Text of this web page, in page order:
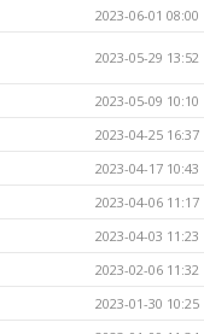
2023-06-01 08:00
2023-05-29 13:52
2023-05-09 10:10
2023-04-25 16:37
2023-04-17 10:43
2023-04-06 11:17
2023-04-03 11:23
2023-02-06 11:32
2023-01-30 10:25